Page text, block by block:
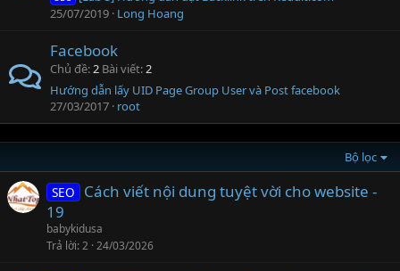
25/07/2019 Long Hoang
Facebook
Chủ đề 2 Bài viết 2
Hướng dẫn lấy UID Page Group User và Post facebook
27/03/2017 root
Bộ lọc
SEO
Cách viết nội dung tuyệt vời cho website -
19
babykidusa
Trả lời 2 24/03/2026